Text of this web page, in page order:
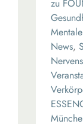
zu
News,